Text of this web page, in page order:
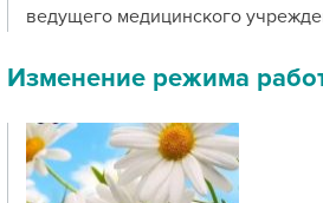
ведущего медицинского
Изменение режима